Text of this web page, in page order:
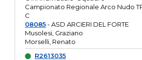
Campionato Regionale Arco Nudo
C
08085- ASD ARCIERI DEL FORTE
Musolesi, Graziano
Morselli, Renato
R2613035